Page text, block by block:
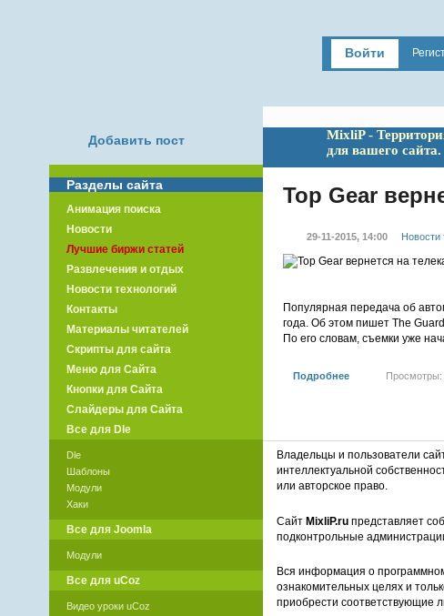
Войти
MixliP -
для вашего
Top Gear
29-11-2015, 14:00 Новости
Популярная передача об
года. Об этом пишет The
По его словам, съемки уже
Подробнее Просмотры:
Владельцы и пользователи
интеллектуальной
или авторское право.
Сайт MixliP.ruпредставляет
подконтрольные
Вся информация о
ознакомительных целях и
приобрести соответствующие
Добавить пост
Разделы сайта
Анимация поиска
Новости
Лучшие биржи статей
Развлечения и отдых
Новости технологий
Контакты
Материалы читателей
Скрипты для сайта
Меню для Сайта
Кнопки для Сайта
Слайдеры для Сайта
Все для Dle
Dle
Шаблоны
Модули
Хаки
Все для Joomla
Модули
Все для uCoz
Видео уроки uCoz